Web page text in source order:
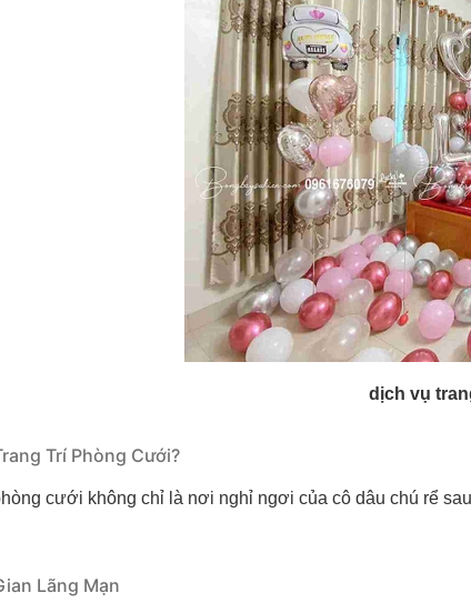
dịch vụ
Trí Phòng Cưới?
cưới không chỉ là nơi nghỉ ngơi của cô dâu chú rể
Lãng Mạn